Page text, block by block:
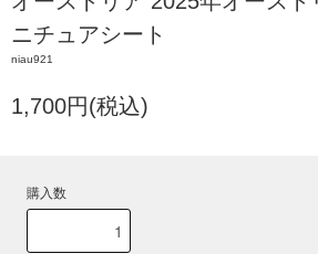
ニチュアシート
niau921
1,700円(税込)
購入数